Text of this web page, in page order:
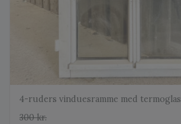
4-ruders vinduesramme med termoglas
300 kr.